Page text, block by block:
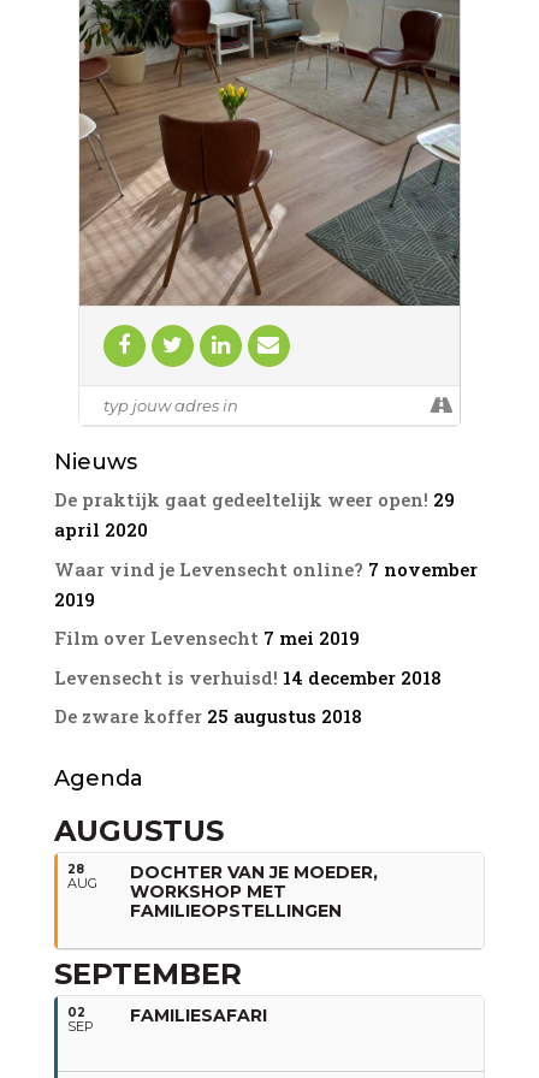
het ander.
Bij een familieopstelling werken we met
representanten. Als representant kun je
gevraagd worden om in een opstelling de
plek van bijv een familielid (van de
vraagsteller) in te nemen. Het bijzondere is
dat je daarbij dingen gaat ervaren die
passen bij die persoon op die plek.
Representeren is een waardevolle
ervaring, je gaat meestal zelf ook met
nieuwe inzichten naar huis.
Deze ochtend familieopstellingen is in een
kleine groep van maximaal zeven
deelnemers. Wees welkom om een vraag
representant. Er is ruimte voor 2
opstellingen.
Kosten:
155 euro als je een eigen opstelling doet en
30 euro als je deelneemt als representant.
Locatie: Overgoo 1 in Leidschendam
Koop nu je ticket via deze link
vialeontien@levensecht.nlof kijk
Nieuws
De praktijk gaat gedeeltelijk weer open! 29
april 2020
Waar vind je Levensecht online? 7 november
2019
Film over Levensecht 7 mei 2019
Levensecht is verhuisd! 14 december 2018
De zware koffer 25 augustus 2018
Agenda
AUGUSTUS
28
AUG
DOCHTER VAN JE MOEDER,
WORKSHOP MET
FAMILIEOPSTELLINGEN
SEPTEMBER
02
SEP FAMILIESAFARI